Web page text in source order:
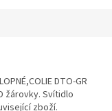
DTO-GR
žárovky. Svítidlo
zboží.